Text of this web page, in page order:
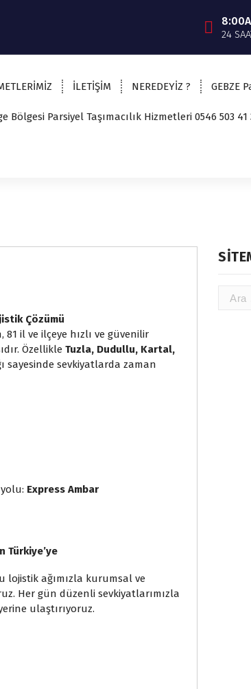
24
İLETİŞİM NEREDEYİZ ? GEBZE
Bölgesi Parsiyel Taşımacılık Hizmetleri 0546 503 41
Çözümü
il ve ilçeye hızlı ve güvenilir
Özellikle Tuzla, Dudullu, Kartal,
sayesinde sevkiyatlarda zaman
Express Ambar
Türkiye’ye
lojistik ağımızla kurumsal ve
Her gün düzenli sevkiyatlarımızla
ulaştırıyoruz.
Arama: